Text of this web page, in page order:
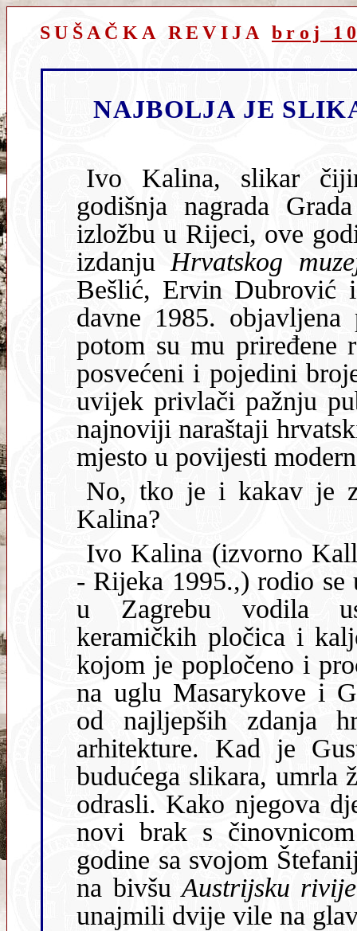
SUŠAČKA REVIJA broj
NAJBOLJA JE
Ivo Kalina, slikar čijim je imenom
godišnja nagrada Grada
izložbu u Rijeci, ove
izdanju Hrvatskog
Bešlić, Ervin Dubrović i Berislav Valušek). Iako mu je već
davne 1985. objavljena prva reprezentativna monografija, a
potom su mu priređene
posvećeni i pojedini brojevi
uvijek privlači pažnju
najnoviji naraštaji
mjesto u povijesti
No, tko je i kakav je zapravo slikar Ivo
Kalina?
Ivo Kalina (izvorno
- Rijeka 1995.,) rodio se u u obitelji
u Zagrebu vodila
keramičkih pločica i kaljevih peći Kallina,
kojom je popločeno i
na uglu Masarykove i Gundulićeve, jedno
od najljepših zdanja
arhitekture. Kad je
budućega slikara, umrla žena, njegovi su sinovi i
odrasli. Kako njegova djeca i
novi brak s
godine sa svojom
na bivšuAustrijsku
unajmili dvije